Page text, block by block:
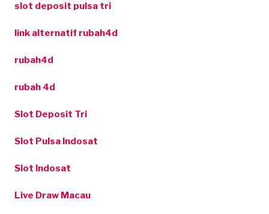
slot deposit pulsa tri
link alternatif rubah4d
rubah4d
rubah 4d
Slot Deposit Tri
Slot Pulsa Indosat
Slot Indosat
Live Draw Macau